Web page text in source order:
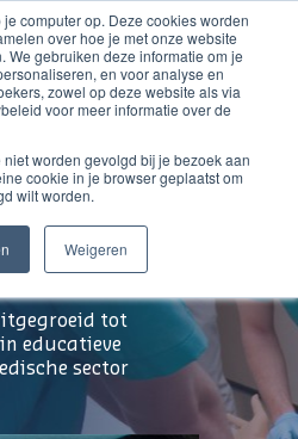
computer op. Deze cookies worden
over hoe je met onze website
We gebruiken deze informatie om je
en voor analyse en
zowel op deze website als via
voor meer informatie over de
worden gevolgd bij je bezoek aan
cookie in je browser geplaatst om
wilt worden.
Weigeren
Inloggen account
tot
educatieve
sector